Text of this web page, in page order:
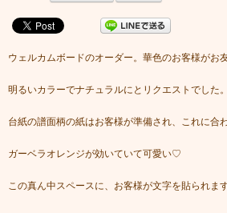
ウェルカムボードのオーダー。華色のお客様がお
明るいカラーでナチュラルにとリクエストでした。
台紙の譜面柄の紙はお客様が準備され、これに合
ガーベラオレンジが効いていて可愛い♡
この真ん中スペースに、お客様が文字を貼られます